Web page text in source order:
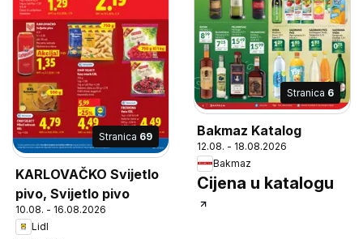
Stranica 69
KARLOVAČKO Svijetlo
pivo, Svijetlo pivo
10.08. - 16.08.2026
Lidl
Stranica 6
Bakmaz Katalog
12.08. - 18.08.2026
Bakmaz
Cijena u katalogu